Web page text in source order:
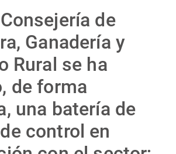
La rosa de los vientos
Gente viajera
Como el perro y el
Caso
Retornados
Equipo de
Operación Viuda
Extremadura
Galicia
La Rioja
Navarra
País Vasco
Virales
Televisión
Elecciones
de
Ganadería y
Rural se ha
de forma
una batería de
control en